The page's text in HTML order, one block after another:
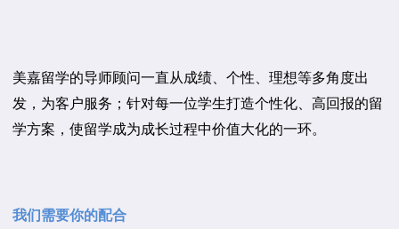
美嘉留学的导师顾问一直从成绩、个性、理想等多角度出
发，为客户服务；针对每一位学生打造个性化、高回报的留
学方案，使留学成为成长过程中价值大化的一环。
我们需要你的配合